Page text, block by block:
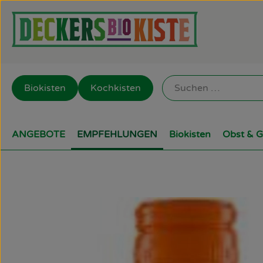
Biokisten Kochkisten
ANGEBOTE EMPFEHLUNGEN Biokisten Obst &